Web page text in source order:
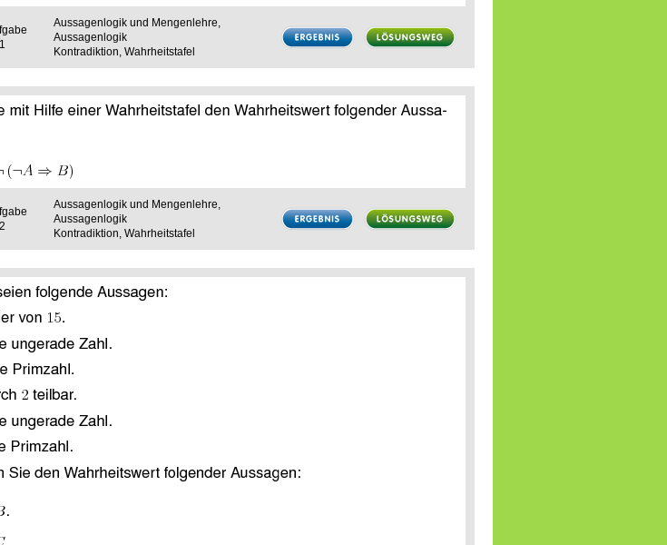
Aussagenlogik und Mengenlehre,
Aussagenlogik
Kontradiktion, Wahrheitstafel
Aussagenlogik und Mengenlehre,
Aussagenlogik
Kontradiktion, Wahrheitstafel